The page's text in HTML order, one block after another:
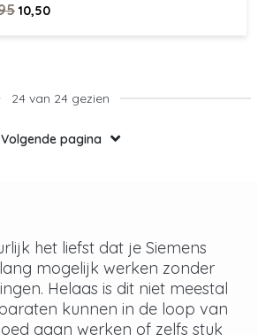
10,50
24 van 24 gezien
Volgende pagina
het liefst dat je Siemens
mogelijk werken zonder
Helaas is dit niet meestal
kunnen in de loop van
gaan werken of zelfs stuk